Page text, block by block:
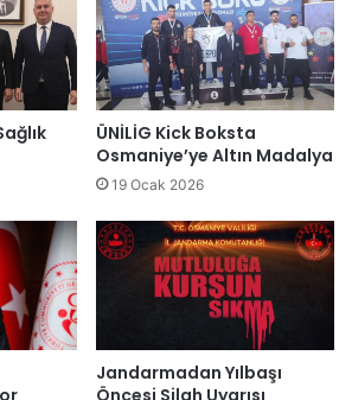
ÜNİLİG Kick Boksta
Osmaniye’ye Altın Madalya
19 Ocak 2026
Jandarmadan Yılbaşı